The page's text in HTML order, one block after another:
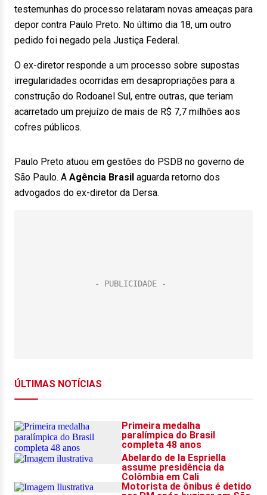
testemunhas do processo relataram novas ameaças para
depor contra Paulo Preto. No último dia 18, um outro
pedido foi negado pela Justiça Federal.
O ex-diretor responde a um processo sobre supostas
irregularidades ocorridas em desapropriações para a
construção do Rodoanel Sul, entre outras, que teriam
acarretado um prejuízo de mais de R$ 7,7 milhões aos
cofres públicos.
Paulo Preto atuou em gestões do PSDB no governo de
São Paulo. A Agência Brasil aguarda retorno dos
advogados do ex-diretor da Dersa.